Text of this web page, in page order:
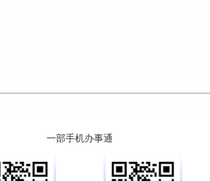
一部手机办事通